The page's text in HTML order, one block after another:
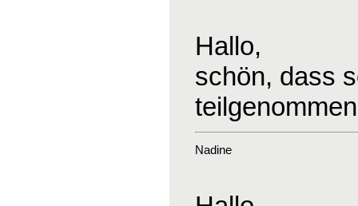
Hallo,
schön, dass
Nadine